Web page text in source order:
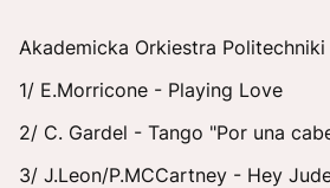
Akademicka Orkiestra
1/ E.Morricone - Playing Love
2/ C. Gardel - Tango "Por una
3/ J.Leon/P.MCCartney - Hey